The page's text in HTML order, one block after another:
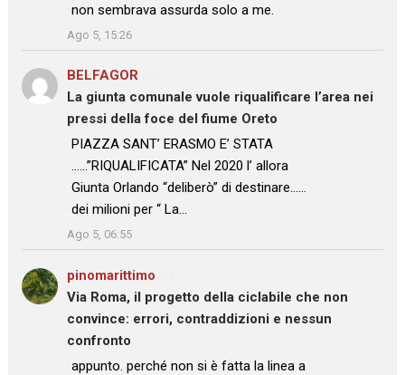
non sembrava assurda solo a me.
”
Ago 5, 15:26
BELFAGOR
La giunta comunale vuole riqualificare l’area nei
pressi della foce del fiume Oreto
: “PIAZZA SANT’ ERASMO E’ STATA
……”RIQUALIFICATA” Nel 2020 l’ allora
Giunta Orlando “deliberò” di destinare……
dei milioni per “ La…
”
Ago 5, 06:55
pinomarittimo
Via Roma, il progetto della ciclabile che non
convince: errori, contraddizioni e nessun
confronto
: “
appunto. perché non si è fatta la linea a